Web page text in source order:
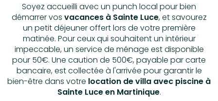
Soyez accueilli avec un punch local pour bien
démarrer vos vacances à Sainte Luce, et savourez
un petit déjeuner offert lors de votre première
matinée. Pour ceux qui souhaitent un intérieur
impeccable, un service de ménage est disponible
pour 50€. Une caution de 500€, payable par carte
bancaire, est collectée à l'arrivée pour garantir le
bien-être dans votre location de villa avec piscine à
Sainte Luce en Martinique.